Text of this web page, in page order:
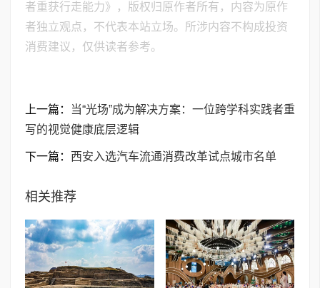
者重获行走能力》，版权归原作者所有，内容为原作
者独立观点，不代表本站立场。所涉内容不构成投资
消费建议，仅供读者参考。
上一篇：
当“光场”成为解决方案：一位跨学科实践者重
写的视觉健康底层逻辑
下一篇： 西安入选汽车流通消费改革试点城市名单
相关推荐